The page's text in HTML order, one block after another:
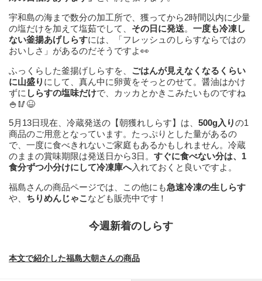
宇和島の海まで数分の加工所で、獲ってから2時間以内に少量
の塩だけを加えて塩茹でして、 その日に発送。 一度も冷凍し
ない釜揚あげしらすには、「フレッシュのしらすならではの
おいしさ」があるのだそうですよ👀
ふっくらした釜揚げしらすを、 ごはんが見えなくなるくらい
に山盛り にして、真ん中に卵黄をそっとのせて。醤油はかけ
ずに しらすの塩味だけで、カッカとかきこみたいものですね
🍚🥢😆
5月13日現在、冷蔵発送の【朝獲れしらす】は、 500g入りの1
商品のご用意となっています。たっぷりとした量があるの
で、一度に食べきれないご家庭もあるかもしれません。冷蔵
のままの賞味期限は発送日から3日。 すぐに食べない分は、1
食分ずつ小分けにして冷凍庫へ入れておくと良いですよ。
福島さんの商品ページでは、この他にも急速冷凍の生しらす
や、 ちりめんじゃこ なども販売中です！
今週新着のしらす
本文で紹介した福島大朝さんの商品